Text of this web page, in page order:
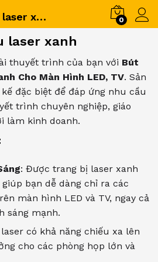
Bút trình chiếu laser xanh 0
laser xanh
thuyết trình của bạn với Bút
Cho Màn Hình LED, TV. Sản
đặc biệt để đáp ứng nhu cầu
trình chuyên nghiệp, giáo
làm kinh doanh.
: Được trang bị laser xanh
bạn dễ dàng chỉ ra các
màn hình LED và TV, ngay cả
sáng mạnh.
có khả năng chiếu xa lên
cho các phòng họp lớn và